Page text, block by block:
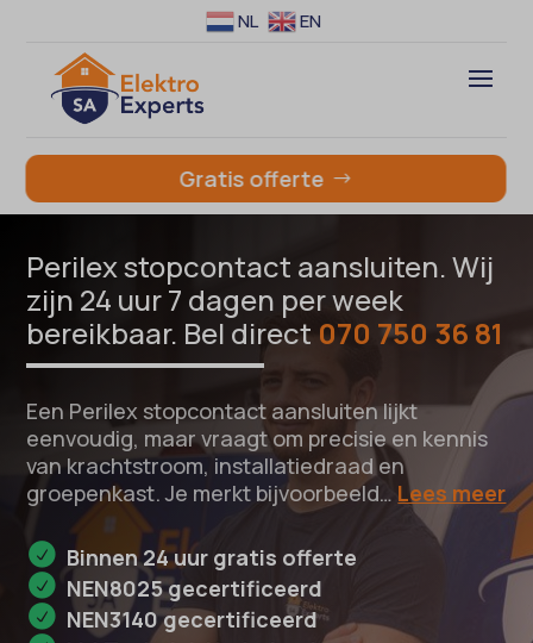
NL EN
Gratis offerte
Perilex stopcontact aansluiten. Wij
zijn 24 uur 7 dagen per week
bereikbaar. Bel direct070 750 36 81
Een Perilex stopcontact aansluiten lijkt
eenvoudig, maar vraagt om precisie en kennis
van krachtstroom, installatiedraad en
groepenkast. Je merkt bijvoorbeeld… Lees meer
Binnen 24 uur gratis offerte
NEN8025 gecertificeerd
NEN3140 gecertificeerd